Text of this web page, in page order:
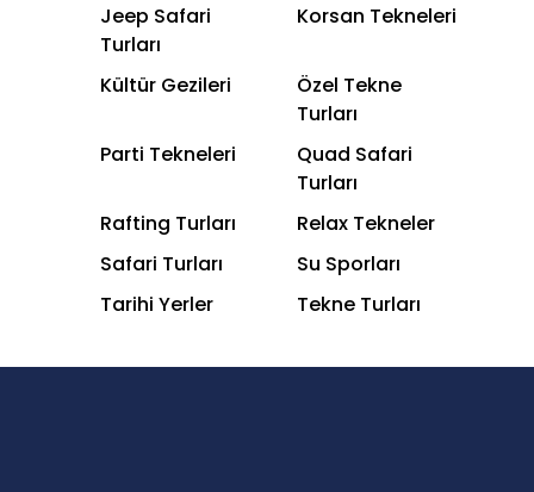
Jeep Safari
Turları
Korsan Tekneleri
Kültür Gezileri
Özel Tekne
Turları
Parti Tekneleri
Quad Safari
Turları
Rafting Turları
Relax Tekneler
Safari Turları
Su Sporları
Tarihi Yerler
Tekne Turları